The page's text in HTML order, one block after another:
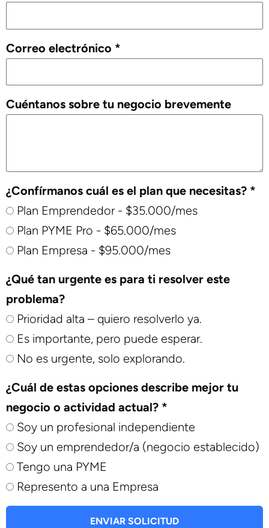
Correo electrónico *
Cuéntanos sobre tu negocio brevemente
¿Confírmanos cuál es el plan que necesitas? *
Plan Emprendedor - $35.000/mes
Plan PYME Pro - $65.000/mes
Plan Empresa - $95.000/mes
¿Qué tan urgente es para ti resolver este
problema?
Prioridad alta – quiero resolverlo ya.
Es importante, pero puede esperar.
No es urgente, solo explorando.
¿Cuál de estas opciones describe mejor tu
negocio o actividad actual? *
Soy un profesional independiente
Soy un emprendedor/a (negocio establecido)
Tengo una PYME
Represento a una Empresa
ENVIAR SOLICITUD